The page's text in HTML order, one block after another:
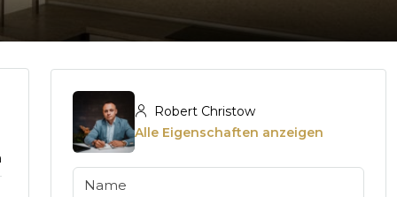
Robert Christow
Alle Eigenschaften anzeigen